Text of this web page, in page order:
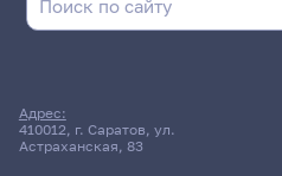
Адрес:
410012, г. Саратов, ул.
Астраханская, 83